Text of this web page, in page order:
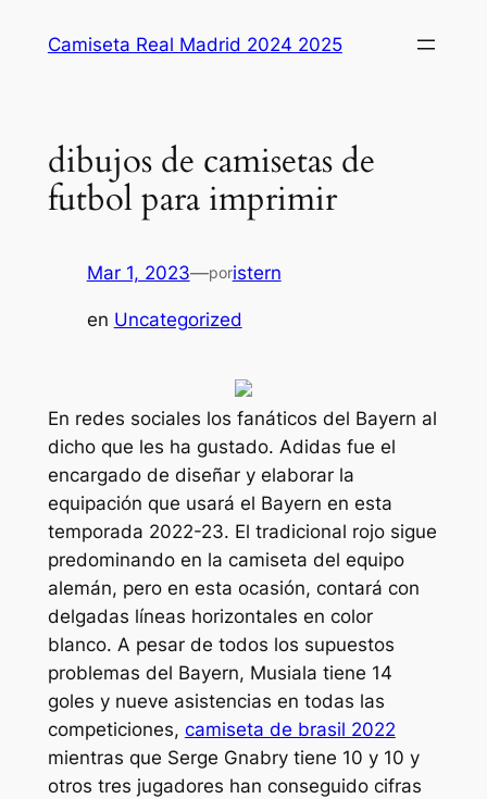
Camiseta Real Madrid 2024 2025
dibujos de camisetas de
futbol para imprimir
Mar 1, 2023—poristern
en Uncategorized
En redes sociales los fanáticos del Bayern al
dicho que les ha gustado. Adidas fue el
encargado de diseñar y elaborar la
equipación que usará el Bayern en esta
temporada 2022-23. El tradicional rojo sigue
predominando en la camiseta del equipo
alemán, pero en esta ocasión, contará con
delgadas líneas horizontales en color
blanco. A pesar de todos los supuestos
problemas del Bayern, Musiala tiene 14
goles y nueve asistencias en todas las
competiciones, camiseta de brasil 2022
mientras que Serge Gnabry tiene 10 y 10 y
otros tres jugadores han conseguido cifras